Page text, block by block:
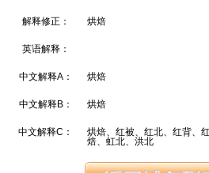
解释修正： 烘焙
英语解释：
中文解释A： 烘焙
中文解释B： 烘焙
中文解释C：
烘焙、红被、红北、红背、
焙、虹北、洪北